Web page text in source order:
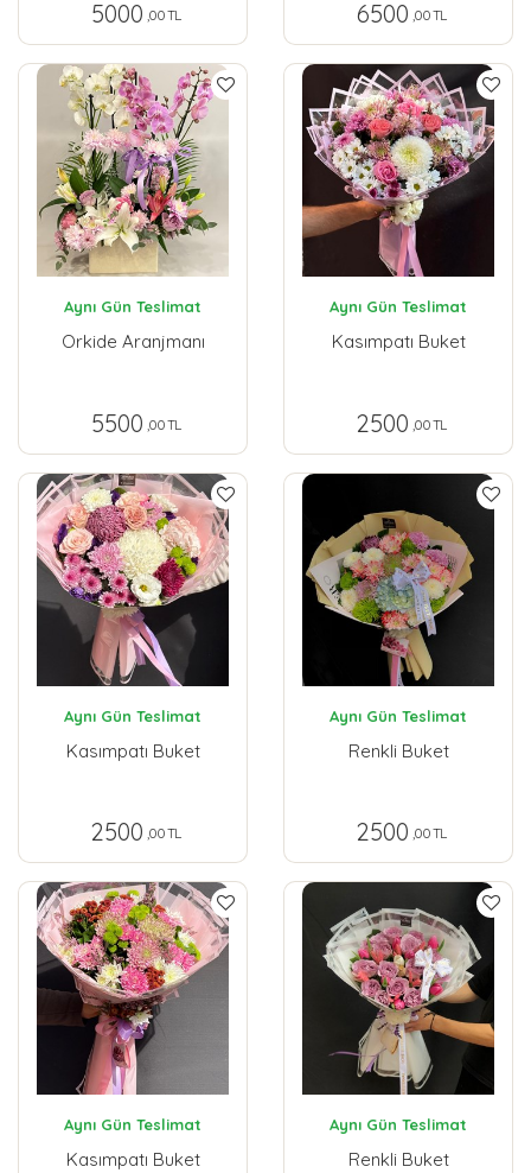
5000 ,00 TL 6500 ,00 TL
Aynı Gün Teslimat
Orkide Aranjmanı
5500 ,00 TL
Aynı Gün Teslimat
Kasımpatı Buket
2500 ,00 TL
Aynı Gün Teslimat
Kasımpatı Buket
2500 ,00 TL
Aynı Gün Teslimat
Renkli Buket
2500 ,00 TL
Aynı Gün Teslimat
Kasımpatı Buket
Aynı Gün Teslimat
Renkli Buket